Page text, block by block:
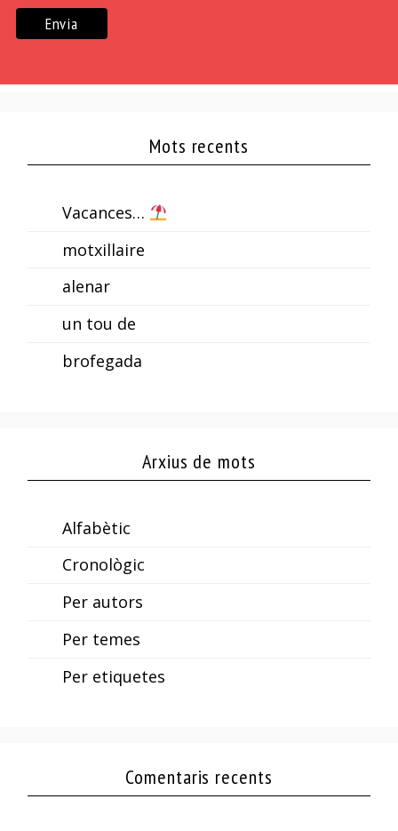
Mots recents
Vacances…
motxillaire
alenar
un tou de
brofegada
Arxius de mots
Alfabètic
Cronològic
Per autors
Per temes
Per etiquetes
Comentaris recents